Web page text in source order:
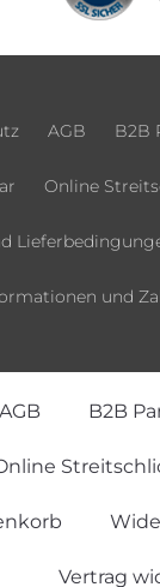
AGB B2B
Online
und
AGB B2B
Vertrag